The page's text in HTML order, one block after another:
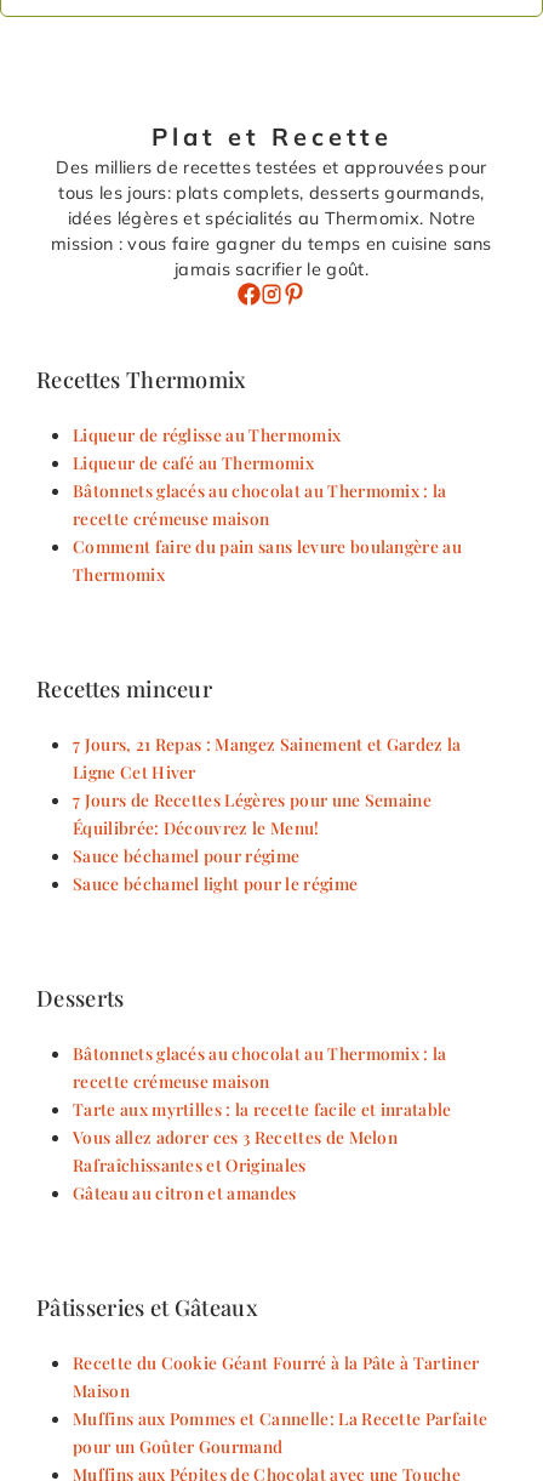
Plat et Recette
Des milliers de recettes testées et approuvées pour
tous les jours: plats complets, desserts gourmands,
idées légères et spécialités au Thermomix. Notre
mission : vous faire gagner du temps en cuisine sans
jamais sacrifier le goût.
Recettes Thermomix
Liqueur de réglisse au Thermomix
Liqueur de café au Thermomix
Bâtonnets glacés au chocolat au Thermomix : la
recette crémeuse maison
Comment faire du pain sans levure boulangère au
Thermomix
Recettes minceur
7 Jours, 21 Repas : Mangez Sainement et Gardez la
Ligne Cet Hiver
7 Jours de Recettes Légères pour une Semaine
Équilibrée: Découvrez le Menu!
Sauce béchamel pour régime
Sauce béchamel light pour le régime
Desserts
Bâtonnets glacés au chocolat au Thermomix : la
recette crémeuse maison
Tarte aux myrtilles : la recette facile et inratable
Vous allez adorer ces 3 Recettes de Melon
Rafraîchissantes et Originales
Gâteau au citron et amandes
Pâtisseries et Gâteaux
Recette du Cookie Géant Fourré à la Pâte à Tartiner
Maison
Muffins aux Pommes et Cannelle: La Recette Parfaite
pour un Goûter Gourmand
Muffins aux Pépites de Chocolat avec une Touche